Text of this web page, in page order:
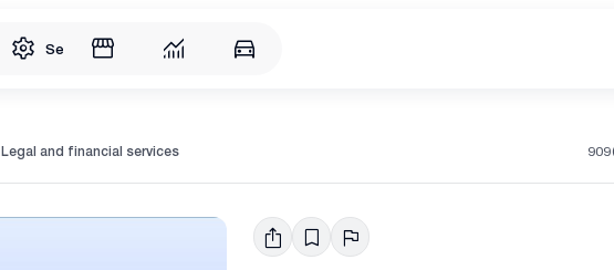
Service
Legal and financial services 909